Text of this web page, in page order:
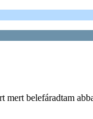
mert belefáradtam